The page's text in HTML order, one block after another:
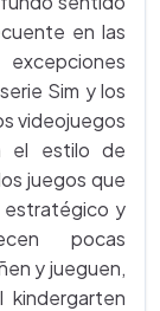
en las
Sim y los
videojuegos
el estilo de
juegos que
estratégico y
pocas
y jueguen,